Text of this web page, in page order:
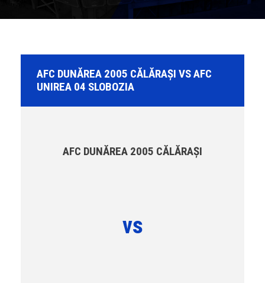
AFC DUNĂREA 2005 CĂLĂRAȘI VS AFC
UNIREA 04 SLOBOZIA
AFC DUNĂREA 2005 CĂLĂRAȘI
vs